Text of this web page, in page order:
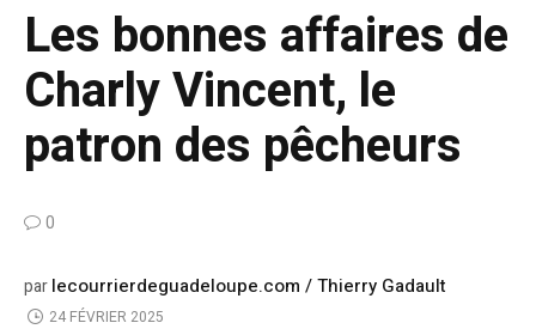
Les bonnes affaires de
Charly Vincent, le
patron des pêcheurs
0
parlecourrierdeguadeloupe.com / Thierry Gadault
24 FÉVRIER 2025